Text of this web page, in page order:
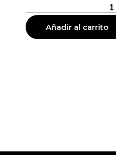
Añadir al carrito